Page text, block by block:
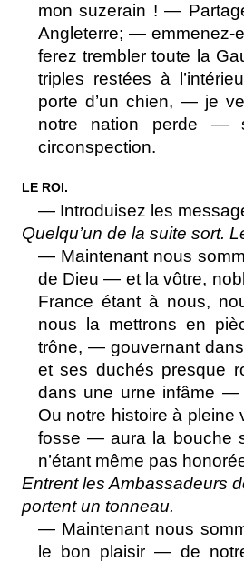
mon suzerain ! —
Angleterre; — emmenez-
ferez trembler toute la
triples restées à
porte d’un chien, — je
notre nation perde —
circonspection.
LE ROI.
— Introduisez les
Quelqu’un de la suite sort.
— Maintenant nous
de Dieu — et la vôtre,
France étant à nous,
nous la mettrons en
trône, — gouvernant
et ses duchés presque
dans une urne infâme
Ou notre histoire à
fosse — aura la bouche
n’étant même pas
Entrent les Ambassadeurs
portent un tonneau.
— Maintenant nous
le bon plaisir — de